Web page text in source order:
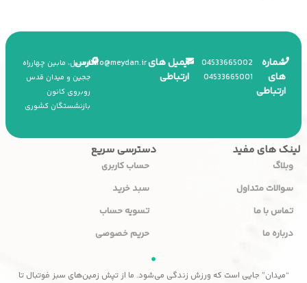
شماره
های
ارتباطی
04533665002
04533665001
ایمیل های
ارتباطی
info@meydan.ir آدرس
اردبیل، مابین چهارراه
ججین و میدان قدس
روبروی کانون
بازنشستگان کشوری
لینک های مفید
وبلاگ
سوالات متداول
تماس با ما
درباره ما
دسترسی سریع
حساب کاربری
سبد خرید
تسویه حساب
حریم خصوصی
“میدان” جایی است که ورزش زندگی می‌شود. ما از تپش زمین‌های سبز فوتبال تا